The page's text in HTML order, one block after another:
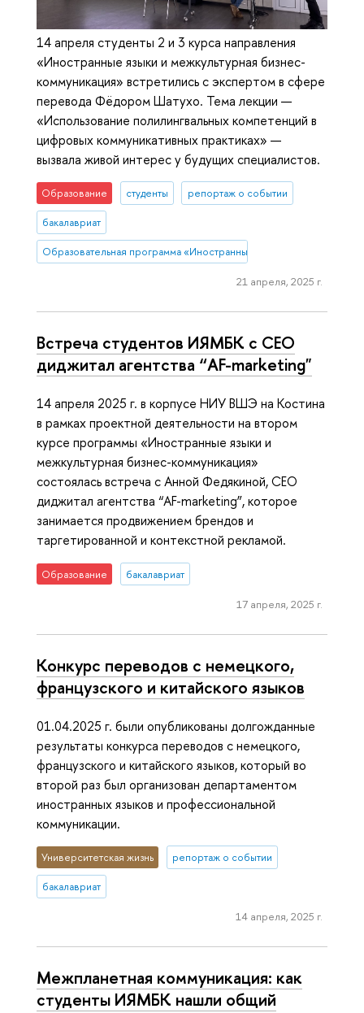
14 апреля студенты 2 и 3 курса направления
«Иностранные языки и межкультурная бизнес-
коммуникация» встретились с экспертом в сфере
перевода Фёдором Шатухо. Тема лекции —
«Использование полилингвальных компетенций в
цифровых коммуникативных практиках» —
вызвала живой интерес у будущих специалистов.
Образование студенты репортаж о событии
бакалавриат
Образовательная программа «Иностранные языки и
21 апреля, 2025 г.
Встреча студентов ИЯМБК с CEO
диджитал агентства “AF-marketing"
14 апреля 2025 г. в корпусе НИУ ВШЭ на Костина
в рамках проектной деятельности на втором
курсе программы «Иностранные языки и
межкультурная бизнес-коммуникация»
состоялась встреча с Анной Федякиной, CEO
диджитал агентства “AF-marketing”, которое
занимается продвижением брендов и
таргетированной и контекстной рекламой.
Образование бакалавриат
17 апреля, 2025 г.
Конкурс переводов с немецкого,
французского и китайского языков
01.04.2025 г. были опубликованы долгожданные
результаты конкурса переводов с немецкого,
французского и китайского языков, который во
второй раз был организован департаментом
иностранных языков и профессиональной
коммуникации.
Университетская жизнь репортаж о событии
бакалавриат
14 апреля, 2025 г.
Межпланетная коммуникация: как
студенты ИЯМБК нашли общий